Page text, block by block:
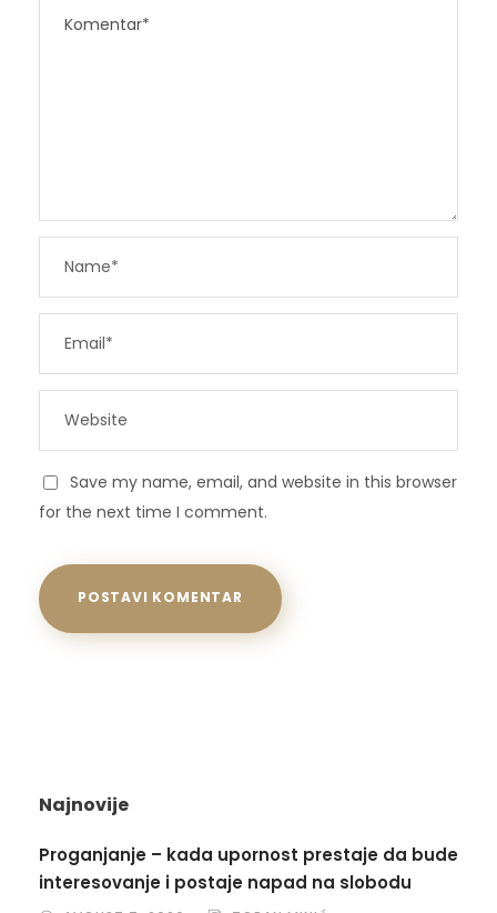
Save my name, email, and website in this browser
for the next time I comment.
Najnovije
Proganjanje – kada upornost prestaje da bude
interesovanje i postaje napad na slobodu